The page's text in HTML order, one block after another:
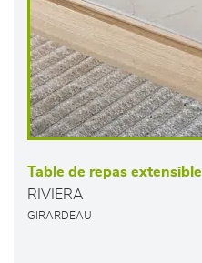
Table de repas extensible
RIVIERA
GIRARDEAU